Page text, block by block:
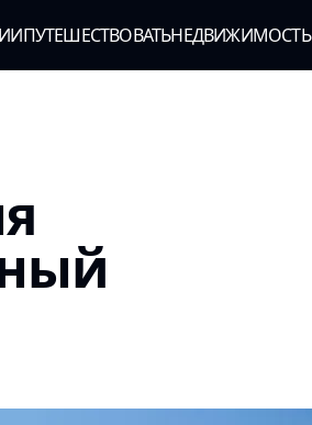
ПУТЕШЕСТВОВАТЬНЕДВИЖИМОСТЬ